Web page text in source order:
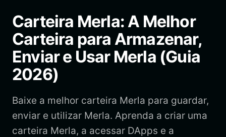
Bahasa Indonesia
ภาษาไทย
हिन्दी
Español
Português (Brasil)
Carteira Merla: A Melhor
Carteira para Armazenar,
Enviar e Usar Merla (Guia
2026)
Baixe a melhor carteira Merla para guardar,
enviar e utilizar Merla. Aprenda a criar uma
carteira Merla, a acessar DApps e a